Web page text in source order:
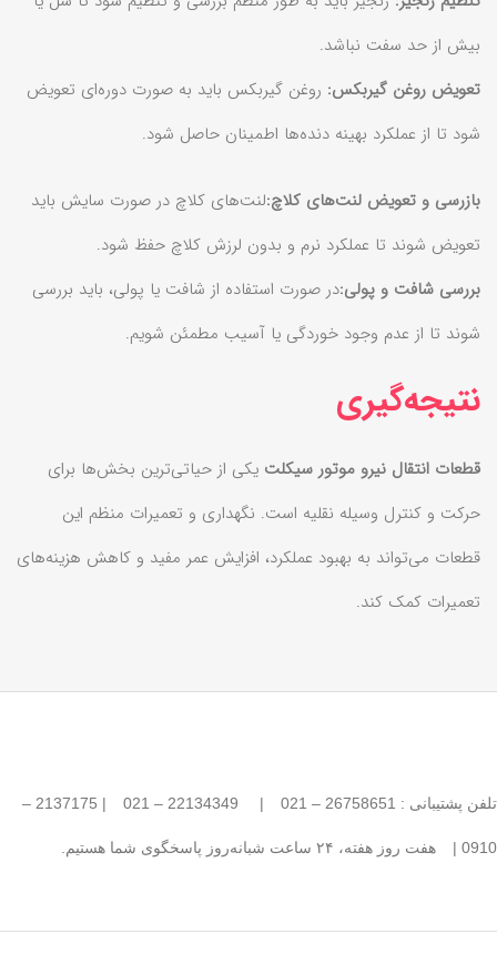
بیش از حد سفت نباشد.
تعویض روغن گیربکس: روغن گیربکس باید به صورت دوره‌ای تعویض
شود تا از عملکرد بهینه دنده‌ها اطمینان حاصل شود.
بازرسی و تعویض لنت‌های کلاچ:لنت‌های کلاچ در صورت سایش باید
تعویض شوند تا عملکرد نرم و بدون لرزش کلاچ حفظ شود.
بررسی شافت و پولی:در صورت استفاده از شافت یا پولی، باید بررسی
شوند تا از عدم وجود خوردگی یا آسیب مطمئن شویم.
نتیجه‌گیری
قطعات انتقال نیرو موتور سیکلت یکی از حیاتی‌ترین بخش‌ها برای
حرکت و کنترل وسیله نقلیه است. نگهداری و تعمیرات منظم این
قطعات می‌تواند به بهبود عملکرد، افزایش عمر مفید و کاهش هزینه‌های
تعمیرات کمک کند.
تلفن پشتیبانی : 26758651 – 021 |
| 2137175 –
0910 | هفت روز هفته، ۲۴ ساعت شبانه‌روز پاسخگوی شما هستیم.